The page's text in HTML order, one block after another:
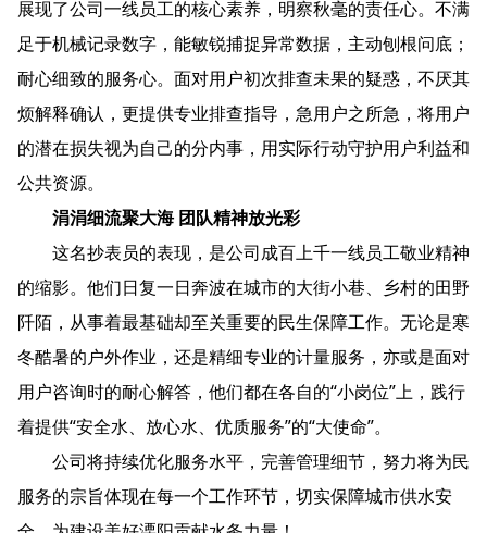
展现了公司一线员工的核心素养，明察秋毫的责任心。不满
足于机械记录数字，能敏锐捕捉异常数据，主动刨根问底；
耐心细致的服务心。面对用户初次排查未果的疑惑，不厌其
烦解释确认，更提供专业排查指导，急用户之所急，将用户
的潜在损失视为自己的分内事，用实际行动守护用户利益和
公共资源。
涓涓细流聚大海 团队精神放光彩
这名抄表员的表现，是公司成百上千一线员工敬业精神
的缩影。他们日复一日奔波在城市的大街小巷、乡村的田野
阡陌，从事着最基础却至关重要的民生保障工作。无论是寒
冬酷暑的户外作业，还是精细专业的计量服务，亦或是面对
用户咨询时的耐心解答，他们都在各自的“小岗位”上，践行
着提供“安全水、放心水、优质服务”的“大使命”。
公司将持续优化服务水平，完善管理细节，努力将为民
服务的宗旨体现在每一个工作环节，切实保障城市供水安